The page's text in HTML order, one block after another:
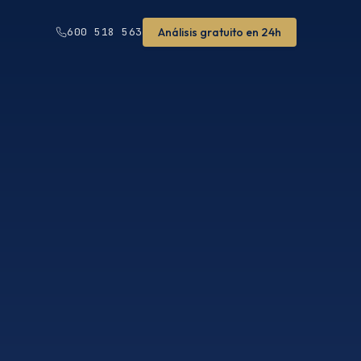
600 518 563 Análisis gratuito en 24h